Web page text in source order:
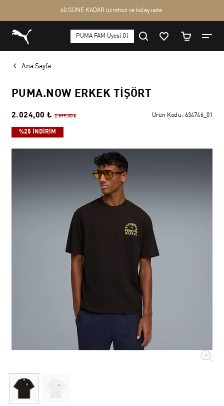
Ana Sayfa
PUMA.NOW ERKEK TIŞÖRT
2.024,00 ₺ 2.699,00 ₺ Ürün Kodu: 634746_01
%25 İNDİRİM